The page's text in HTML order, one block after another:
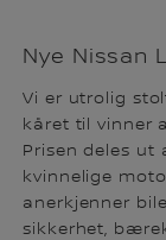
Nye Nissan
Vi er utrolig
kåret til vinner
Prisen deles ut
kvinnelige
anerkjenner
sikkerhet,